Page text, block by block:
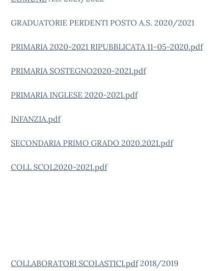
GRADUATORIE PERDENTI POSTO A.S. 2020/2021
PRIMARIA 2020-2021 RIPUBBLICATA 11-05-2020.pdf
PRIMARIA SOSTEGNO2020-2021.pdf
PRIMARIA INGLESE 2020-2021.pdf
INFANZIA.pdf
SECONDARIA PRIMO GRADO 2020.2021.pdf
COLL SCOL2020-2021.pdf
COLLABORATORI SCOLASTICI.pdf2018/2019